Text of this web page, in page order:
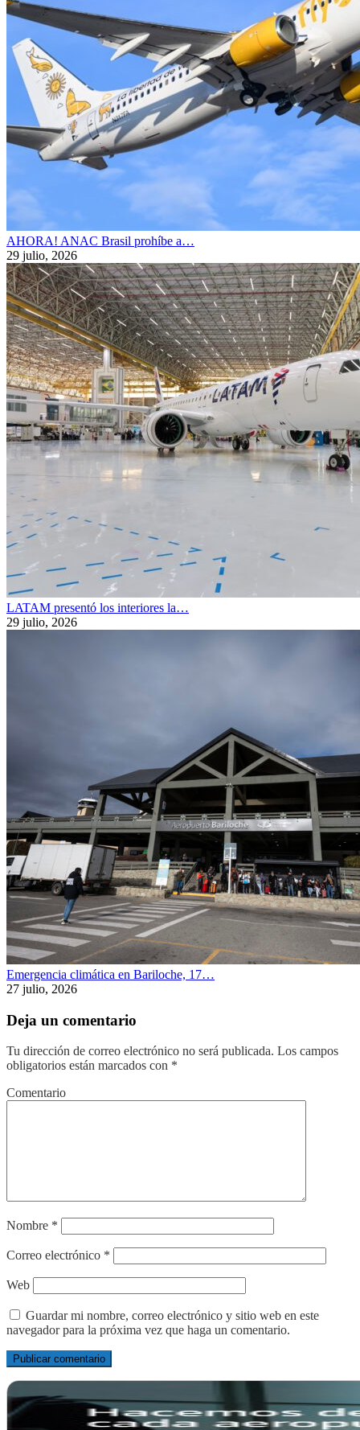
AHORA! ANAC Brasil prohíbe a…
29 julio, 2026
LATAM presentó los interiores la…
29 julio, 2026
Emergencia climática en Bariloche, 17…
27 julio, 2026
Deja un comentario
Tu dirección de correo electrónico no será publicada. Los campos
obligatorios están marcados con *
Comentario
Nombre *
Correo electrónico *
Web
Guardar mi nombre, correo electrónico y sitio web en este
navegador para la próxima vez que haga un comentario.